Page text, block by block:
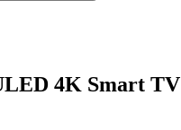
4K Smart TV